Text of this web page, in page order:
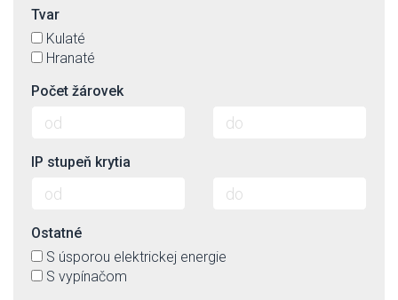
Tvar
Kulaté
Hranaté
Počet žárovek
IP stupeň krytia
Ostatné
S úsporou elektrickej energie
S vypínačom